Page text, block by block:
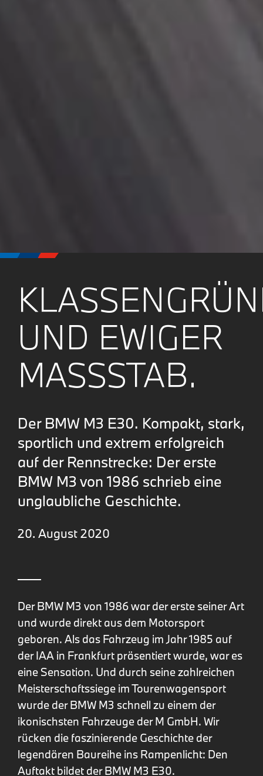
UND EWIGER
MASSSTAB.
Der BMW M3 E30. Kompakt, stark,
sportlich und extrem erfolgreich
auf der Rennstrecke: Der erste
BMW M3 von 1986 schrieb eine
unglaubliche Geschichte.
20. August 2020
Der BMW M3 von 1986 war der erste seiner Art
und wurde direkt aus dem Motorsport
geboren. Als das Fahrzeug im Jahr 1985 auf
der IAA in Frankfurt präsentiert wurde, war es
eine Sensation. Und durch seine zahlreichen
Meisterschaftssiege im Tourenwagensport
wurde der BMW M3 schnell zu einem der
ikonischsten Fahrzeuge der M GmbH. Wir
rücken die faszinierende Geschichte der
legendären Baureihe ins Rampenlicht: Den
Auftakt bildet der BMW M3 E30.